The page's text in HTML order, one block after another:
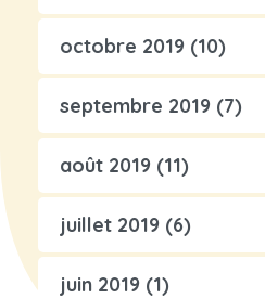
octobre 2019 (10)
septembre 2019 (7)
août 2019 (11)
juillet 2019 (6)
juin 2019 (1)